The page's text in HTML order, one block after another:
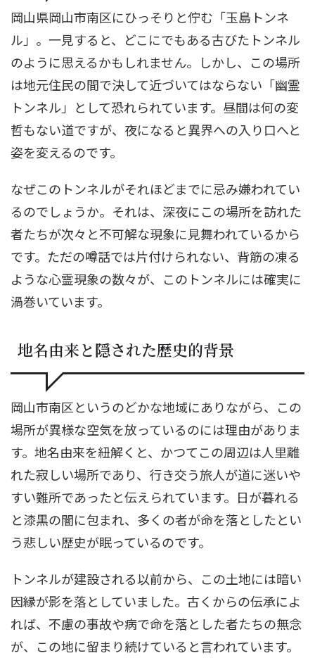
岡山県岡山市南区にひっそりと佇む「玉島トンネ
ル」。一見すると、どこにでもある古びたトンネル
のように思えるかもしれません。しかし、この場所
は地元住民の間で決して近づいてはならない「幽霊
トンネル」として恐れられています。昼間は何の変
哲もない道ですが、夜になると異界への入り口へと
姿を変えるのです。
なぜこのトンネルがそれほどまでに忌み嫌われてい
るのでしょうか。それは、深夜にこの場所を訪れた
者たちが次々と不可解な現象に見舞われているから
です。ただの噂話では片付けられない、背筋の凍る
ような心霊現象の数々が、このトンネルには確実に
渦巻いています。
地名由来と隠された歴史的背景
岡山市南区というのどかな地域にありながら、この
場所が異様な空気を放っているのには理由がありま
す。地名由来を紐解くと、かつてこの周辺は人里離
れた寂しい場所であり、行き交う旅人が道に迷いや
すい難所であったと伝えられています。日が暮れる
と漆黒の闇に包まれ、多くの者が命を落としたとい
う悲しい歴史が眠っているのです。
トンネルが建設される以前から、この土地には暗い
因縁が影を落としていました。古くからの伝承によ
れば、不慮の事故や病で命を落とした者たちの無念
が、この地に留まり続けていると言われています。